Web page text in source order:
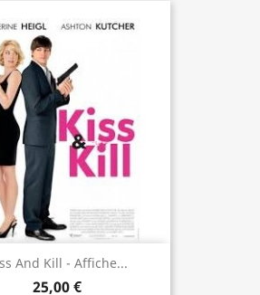
And Kill - Affiche...
25,00 €